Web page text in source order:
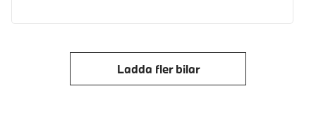
Ladda fler bilar